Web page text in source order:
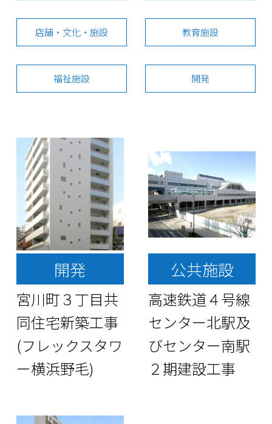
店舗・文化・施設 教育施設
福祉施設 開発
開発
宮川町３丁目共
同住宅新築工事
(フレックスタワ
ー横浜野毛)
公共施設
高速鉄道４号線
センター北駅及
びセンター南駅
２期建設工事